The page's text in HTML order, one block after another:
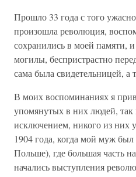
Прошло 33 года с того
произошла революция,
сохранились в моей памяти,
могилы, беспристрастно
сама была свидетельницей, а
В моих воспоминаниях я
упомянутых в них людей, так
исключением, никого из них
1904 года, когда мой муж был
Польше), где большая часть
начались выступления